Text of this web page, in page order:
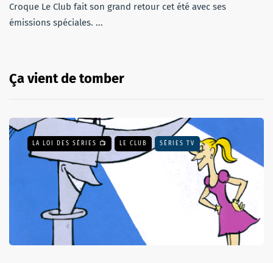
Croque Le Club fait son grand retour cet été avec ses
émissions spéciales. ...
Ça vient de tomber
LA LOI DES SÉRIES 📺 LE CLUB SÉRIES TV